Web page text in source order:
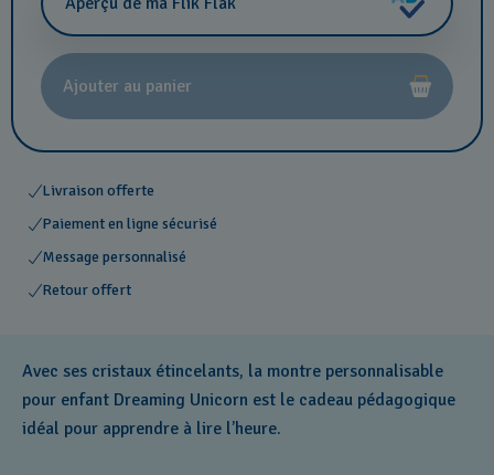
Ajouter au panier
Livraison offerte
Paiement en ligne sécurisé
Message personnalisé
Retour offert
Avec ses cristaux étincelants, la montre personnalisable
pour enfant Dreaming Unicorn est le cadeau pédagogique
idéal pour apprendre à lire l’heure.